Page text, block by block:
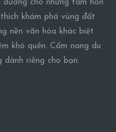
đường cho những tâm hồn
khám phá vùng đất
nền văn hóa khác biệt
khó quên. Cẩm nang du
dành riêng cho bạn.